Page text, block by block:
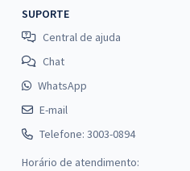
SUPORTE
Central de ajuda
Chat
WhatsApp
E-mail
Telefone: 3003-0894
Horário de atendimento: